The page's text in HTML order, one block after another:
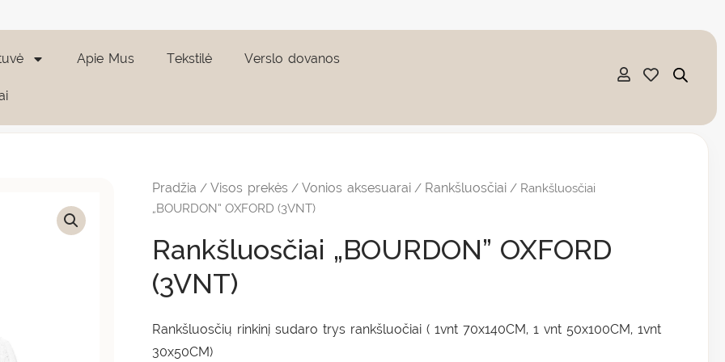
Apie Mus Tekstilė Verslo dovanos
Pradžia /Visos prekės /Vonios aksesuarai / Rankšluosčiai / Rankšluosčiai
„BOURDON” OXFORD (3VNT)
Rankšluosčiai „BOURDON” OXFORD
(3VNT)
Rankšluosčių rinkinį sudaro trys rankšluočiai ( 1vnt 70x140CM, 1 vnt 50x100CM, 1vnt
30x50CM)
"BOURDON"
OXFORD